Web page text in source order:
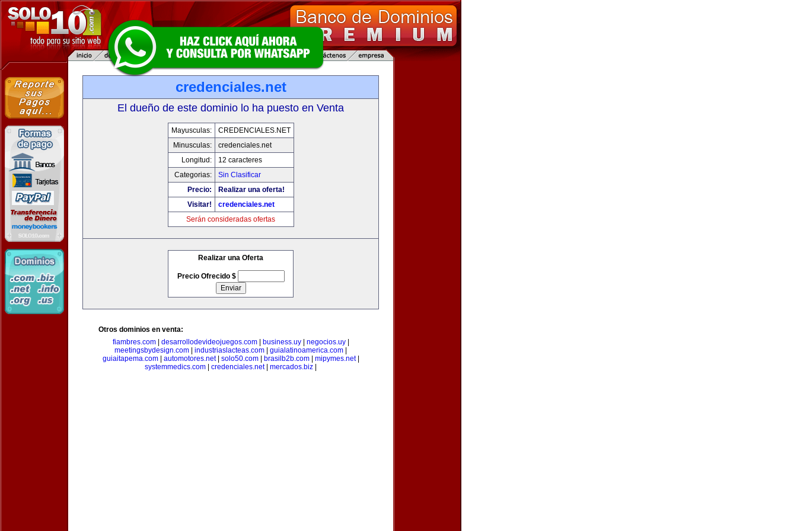
credenciales.net
El dueño de este dominio lo ha puesto en Venta
Mayusculas:
CREDENCIALES.NET
Minusculas:
credenciales.net
Longitud:
12 caracteres
Categorias:
Sin Clasificar
Precio:
Realizar una oferta!
Visitar!
credenciales.net
Serán consideradas ofertas
Realizar una Oferta
Precio Ofrecido $
Otros dominios en venta:
fiambres.com| desarrollodevideojuegos.com| business.uy| negocios.uy|
meetingsbydesign.com
industriaslacteas.com guialatinoamerica.com
guiaitapema.com| automotores.net| solo50.com| brasilb2b.com| mipymes.net|
systemmedics.com
credenciales.net| mercados.biz